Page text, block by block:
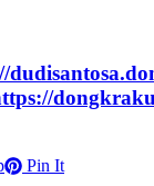
Pin It